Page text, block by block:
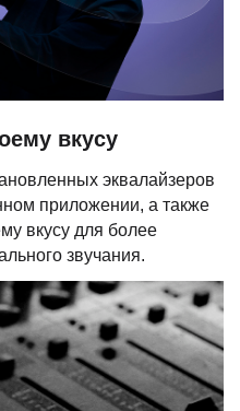
вкусу
эквалайзеров
приложении, а также
вкусу для более
звучания.